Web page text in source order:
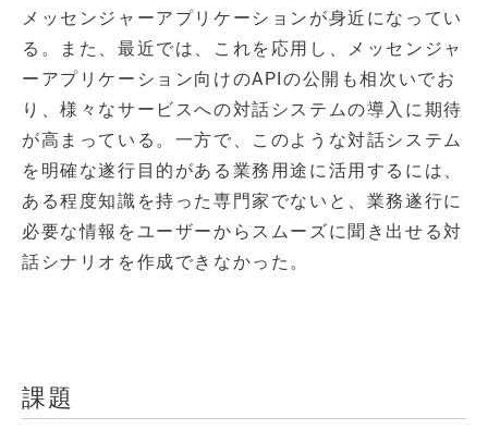
メッセンジャーアプリケーションが身近になってい
る。また、最近では、これを応用し、メッセンジャ
ーアプリケーション向けのAPIの公開も相次いでお
り、様々なサービスへの対話システムの導入に期待
が高まっている。一方で、このような対話システム
を明確な遂行目的がある業務用途に活用するには、
ある程度知識を持った専門家でないと、業務遂行に
必要な情報をユーザーからスムーズに聞き出せる対
話シナリオを作成できなかった。
課題